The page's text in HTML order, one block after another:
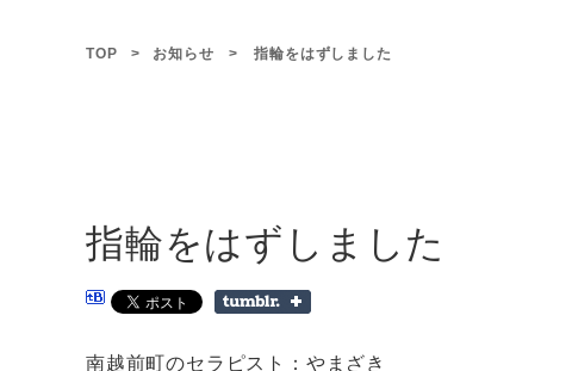
TOP お知らせ 指輪をはずしました
指輪をはずしました
南越前町のセラピスト：やまざき